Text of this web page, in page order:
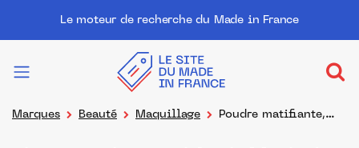
Le moteur de recherche du Made in France
Marques Beauté Maquillage Poudre matifiante,